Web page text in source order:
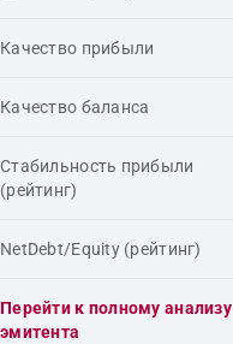
Качество прибыли
Качество баланса
Стабильность прибыли
(рейтинг)
NetDebt/Equity (рейтинг)
Перейти к полному анализу
эмитента